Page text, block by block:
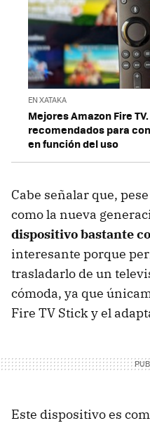
EN XATAKA
Mejores Amazon Fire
recomendados para
en función del uso
Cabe señalar que,
como la nueva
dispositivo bastante
interesante porque
trasladarlo de un
cómoda, ya que
Fire TV Stick y el
Este dispositivo es